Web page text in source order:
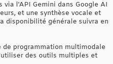
l'API Gemini dans Google AI
et une synthèse vocale et
disponibilité générale suivra en
programmation multimodale
des outils multiples et